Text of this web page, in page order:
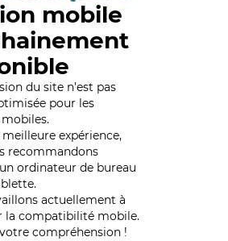
mobile
du site n’est pas
pour les
expérience,
recommandons
ordinateur de bureau
actuellement à
la compatibilité mobile.
compréhension !